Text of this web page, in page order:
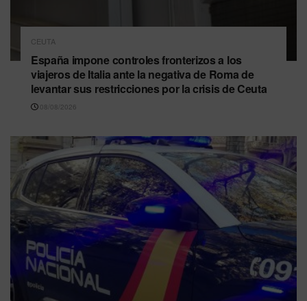
CEUTA
España impone controles fronterizos a los
viajeros de Italia ante la negativa de Roma de
levantar sus restricciones por la crisis de Ceuta
08/08/2026